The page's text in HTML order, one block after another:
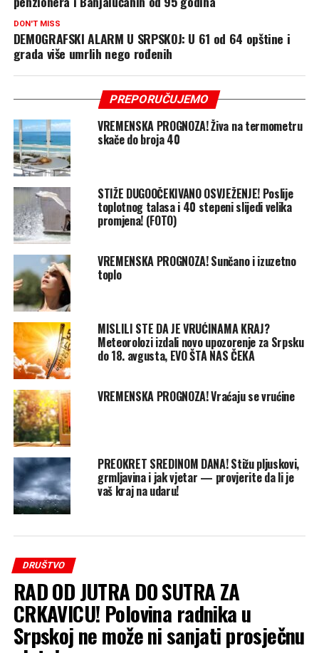
DON'T MISS
DEMOGRAFSKI ALARM U SRPSKOJ: U 61 od 64 opštine i
grada više umrlih nego rođenih
PREPORUČUJEMO
VREMENSKA PROGNOZA! Živa na termometru
skače do broja 40
STIŽE DUGOOČEKIVANO OSVJEŽENJE! Poslije
toplotnog talasa i 40 stepeni slijedi velika
promjena! (FOTO)
VREMENSKA PROGNOZA! Sunčano i izuzetno
toplo
MISLILI STE DA JE VRUĆINAMA KRAJ?
Meteorolozi izdali novo upozorenje za Srpsku
do 18. avgusta, EVO ŠTA NAS ČEKA
VREMENSKA PROGNOZA! Vraćaju se vrućine
PREOKRET SREDINOM DANA! Stižu pljuskovi,
grmljavina i jak vjetar — provjerite da li je
vaš kraj na udaru!
DRUŠTVO
RAD OD JUTRA DO SUTRA ZA
CRKAVICU! Polovina radnika u
Srpskoj ne može ni sanjati prosječnu